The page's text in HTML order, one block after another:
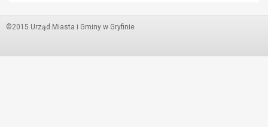
©2015 Urząd Miasta i Gminy w Gryfinie